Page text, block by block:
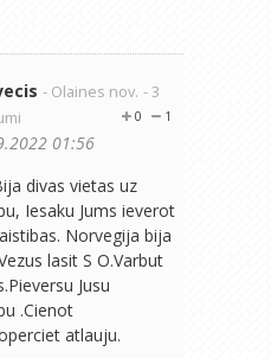
- Olaines nov. - 3
1
0
01:56
divas vietas uz
Iesaku Jums ieverot
Norvegija bija
lasit S O.Varbut
Jusu
.Cienot
atlauju.